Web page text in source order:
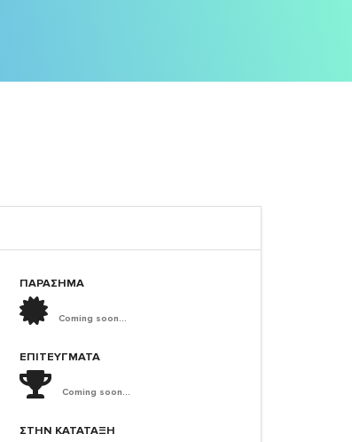
ΠΑΡΑΣΗΜΑ
Coming soon...
ΕΠΙΤΕΎΓΜΑΤΑ
Coming soon...
ΣΤΗΝ ΚΑΤΆΤΑΞΗ